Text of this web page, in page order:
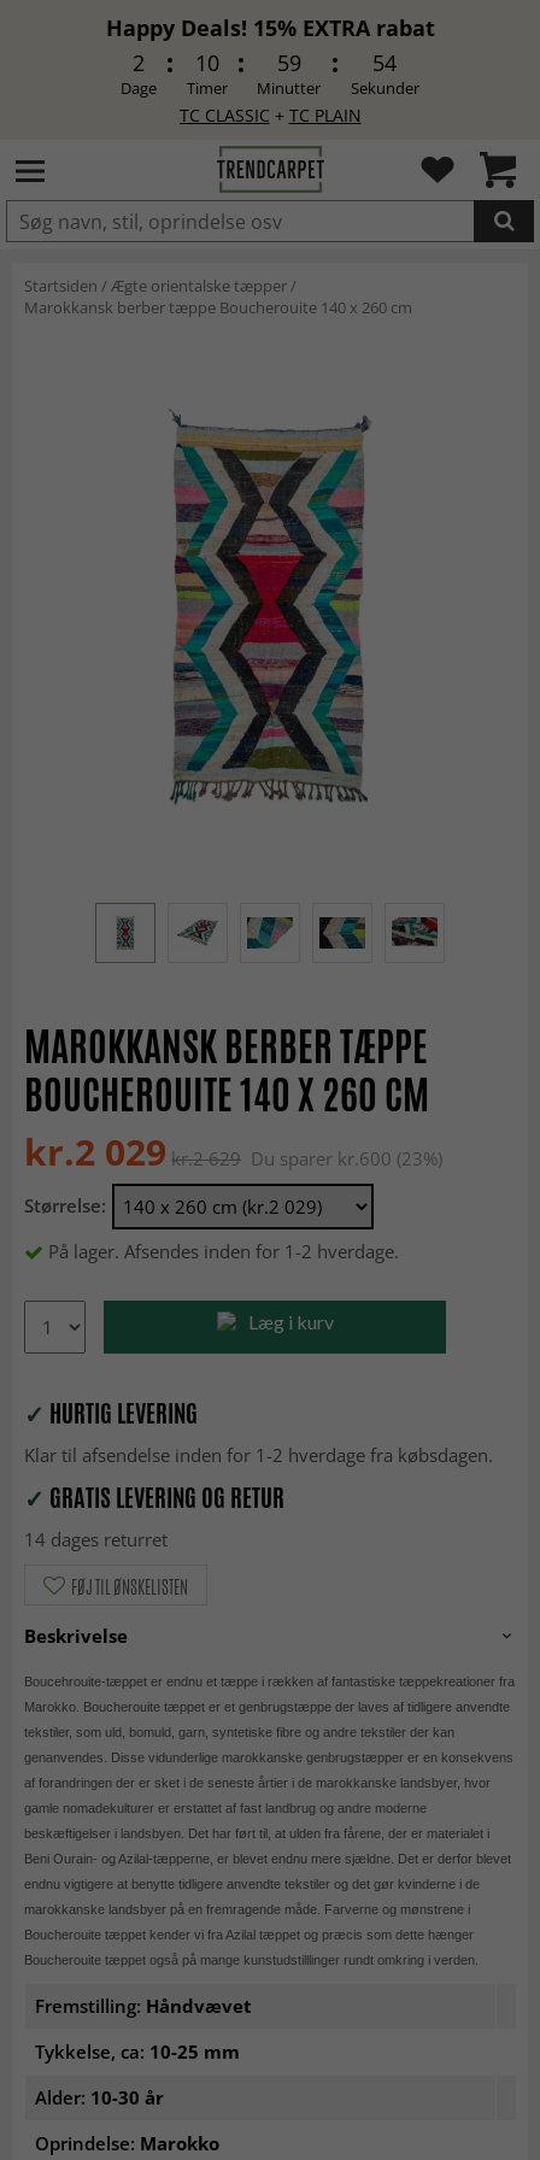
Happy Deals! 15% EXTRA rabat
2
Dage
10
Timer
59
Minutter
53
Sekunder
TC CLASSIC + TC PLAIN
LAGT I INDKØBSKURVEN.
Startsiden /Ægte orientalske tæpper/
Marokkansk berber tæppe Boucherouite 140 x 260 cm
MAROKKANSK BERBER TÆPPE
BOUCHEROUITE 140 X 260 CM
kr.2 029 kr.2 629 Du sparer kr.600 (23%)
Størrelse:
På lager. Afsendes inden for 1-2 hverdage.
Læg i kurv
✓ HURTIG LEVERING
Klar til afsendelse inden for 1-2 hverdage fra købsdagen.
✓ GRATIS LEVERING OG RETUR
14 dages returret
FØJ TIL ØNSKELISTEN
Beskrivelse
Boucehrouite-tæppet er endnu et tæppe i rækken af fantastiske tæppekreationer fra
Marokko. Boucherouite tæppet er et genbrugstæppe der laves af tidligere anvendte
tekstiler, som uld, bomuld, garn, syntetiske fibre og andre tekstiler der kan
genanvendes. Disse vidunderlige marokkanske genbrugstæpper er en konsekvens
af forandringen der er sket i de seneste årtier i de marokkanske landsbyer, hvor
gamle nomadekulturer er erstattet af fast landbrug og andre moderne
beskæftigelser i landsbyen. Det har ført til, at ulden fra fårene, der er materialet i
Beni Ourain- og Azilal-tæpperne, er blevet endnu mere sjældne. Det er derfor blevet
endnu vigtigere at benytte tidligere anvendte tekstiler og det gør kvinderne i de
marokkanske landsbyer på en fremragende måde. Farverne og mønstrene i
Boucherouite tæppet kender vi fra Azilal tæppet og præcis som dette hænger
Boucherouite tæppet også på mange kunstudstilllinger rundt omkring i verden.
Fremstilling: Håndvævet
Tykkelse, ca: 10-25 mm
Alder: 10-30 år
Oprindelse: Marokko